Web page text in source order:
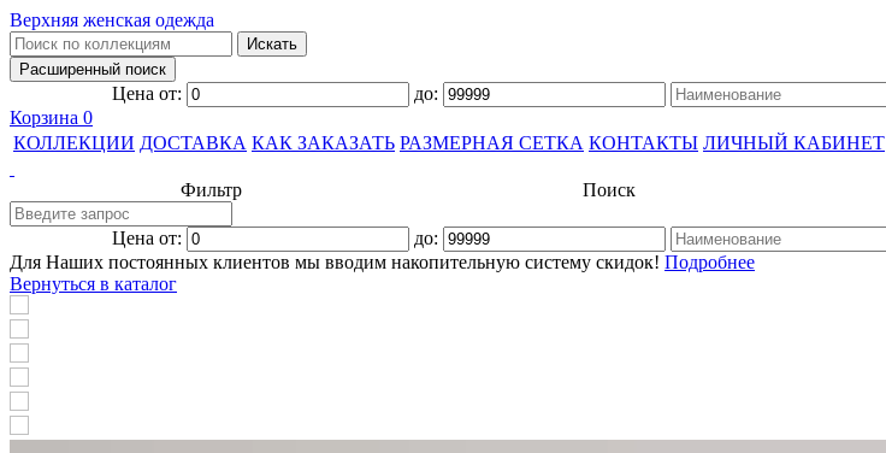
Верхняя женская одежда
Цена от: до:
Корзина 0
КОЛЛЕКЦИИ ДОСТАВКА КАК ЗАКАЗАТЬ РАЗМЕРНАЯ СЕТКА КОНТАКТЫ ЛИЧНЫЙ КАБИНЕТ
Поиск
Фильтр
Цена от: до:
Для Наших постоянных клиентов мы вводим накопительную систему скидок! Подробнее
Вернуться в каталог